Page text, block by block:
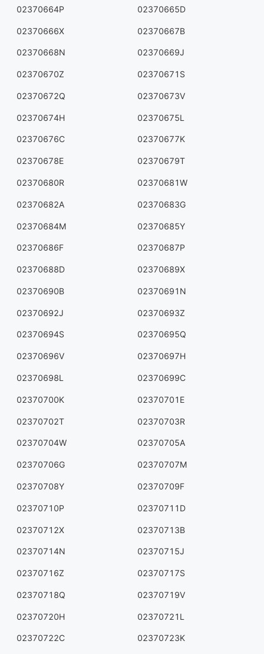
02370664P 02370665D
02370666X 02370667B
02370668N 02370669J
02370670Z 02370671S
02370672Q 02370673V
02370674H 02370675L
02370676C 02370677K
02370678E 02370679T
02370680R 02370681W
02370682A 02370683G
02370684M 02370685Y
02370686F 02370687P
02370688D 02370689X
02370690B 02370691N
02370692J 02370693Z
02370694S 02370695Q
02370696V 02370697H
02370698L 02370699C
02370700K 02370701E
02370702T 02370703R
02370704W 02370705A
02370706G 02370707M
02370708Y 02370709F
02370710P 02370711D
02370712X 02370713B
02370714N 02370715J
02370716Z 02370717S
02370718Q 02370719V
02370720H 02370721L
02370722C 02370723K